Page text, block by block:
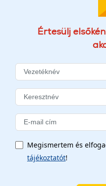
Értesülj
Megismertem és
tájékoztatót!